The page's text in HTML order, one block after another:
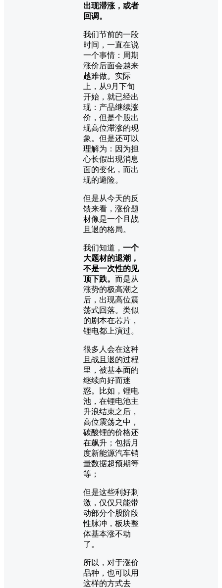
出现滞涨，或者
回调。
我们节前的一段
时间，一直在说
一个事情：周期
涨价后面会越来
越难做。实际
上，从9月下旬
开始，就已经出
现：产品继续涨
价，但是个股出
现高位滞涨的现
象。但是还可以
理解为：因为担
心长假出现消息
面的变化，而出
现的避险。
但是从今天的反
馈来看，涨价题
材像是一个且战
且退的格局。
我们知道， 一个
大题材的退潮，
不是一次性的见
顶下跌。 而是从
涨势的极高潮之
后，出现高位震
荡式回落。类似
的剧本在芯片，
锂电都上演过。
很多人会在这种
且战且退的过程
里，被基本面的
继续向好而迷
惑。比如，锂电
池，在锂电池主
升浪结束之后，
高位震荡之中，
碳酸锂的价格还
在飙升；包括月
度新能源汽车销
量数据超预期等
等；
但是这些利好刺
激，仅仅只能带
动部分个股阶段
性脉冲，板块整
体基本涨不动
了。
所以，对于涨价
品种，也可以用
这样的方式去